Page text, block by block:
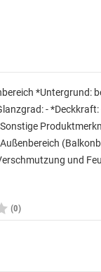
*Untergrund:
-
und
(0)